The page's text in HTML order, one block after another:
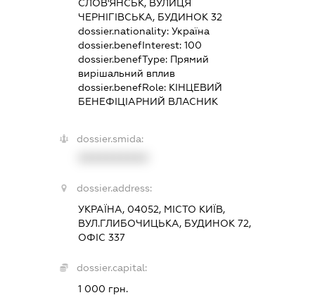
СЛОВ'ЯНСЬК, ВУЛИЦЯ
ЧЕРНІГІВСЬКА, БУДИНОК 32
dossier.nationality:Україна
dossier.benefInterest:100
dossier.benefType: Прямий
вирішальний вплив
dossier.benefRole: КІНЦЕВИЙ
БЕНЕФІЦІАРНИЙ ВЛАСНИК
dossier.smida:
dossier.address:
УКРАЇНА, 04052, МІСТО КИЇВ,
ВУЛ.ГЛИБОЧИЦЬКА, БУДИНОК 72,
ОФІС 337
dossier.capital:
1 000 грн.